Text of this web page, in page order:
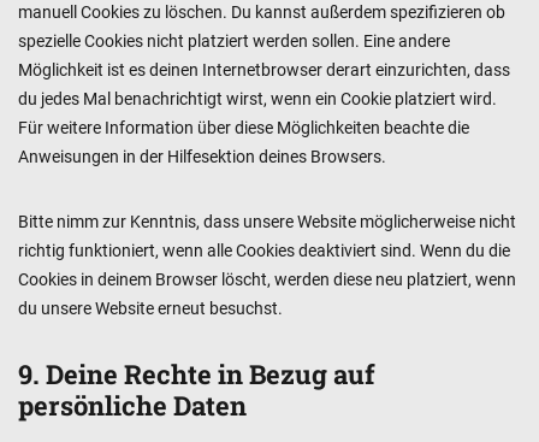
manuell Cookies zu löschen. Du kannst außerdem spezifizieren ob
spezielle Cookies nicht platziert werden sollen. Eine andere
Möglichkeit ist es deinen Internetbrowser derart einzurichten, dass
du jedes Mal benachrichtigt wirst, wenn ein Cookie platziert wird.
Für weitere Information über diese Möglichkeiten beachte die
Anweisungen in der Hilfesektion deines Browsers.
Bitte nimm zur Kenntnis, dass unsere Website möglicherweise nicht
richtig funktioniert, wenn alle Cookies deaktiviert sind. Wenn du die
Cookies in deinem Browser löscht, werden diese neu platziert, wenn
du unsere Website erneut besuchst.
9. Deine Rechte in Bezug auf
persönliche Daten